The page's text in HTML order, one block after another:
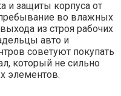
и защиты корпуса от
пребывание во влажных
из строя рабочих
авто и
советуют покупать
который не сильно
элементов.